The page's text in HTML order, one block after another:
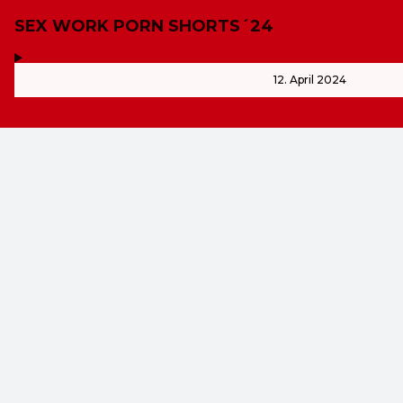
SEX WORK PORN SHORTS´24
12. April 2024